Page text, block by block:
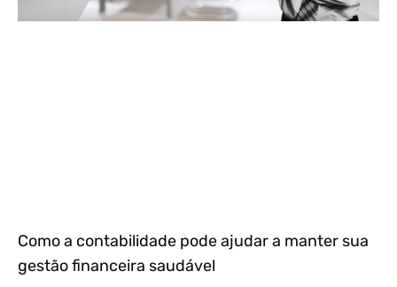
Como a contabilidade pode ajudar a manter sua
gestão financeira saudável